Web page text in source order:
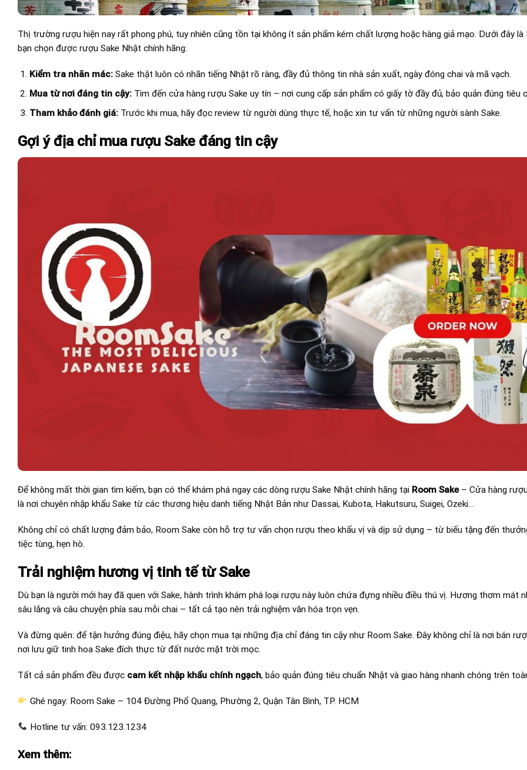
Thị trường rượu hiện nay rất phong phú, tuy nhiên cũng tồn tại không ít sản phẩm kém chất lượng hoặc hàng giả mạo. Dưới đây là
bạn chọn được rượu Sake Nhật chính hãng:
Kiểm tra nhãn mác:Sake thật luôn có nhãn tiếng Nhật rõ ràng, đầy đủ thông tin nhà sản xuất, ngày đóng chai và mã vạch.
Mua từ nơi đáng tin cậy:Tìm đến cửa hàng rượu Sake uy tín – nơi cung cấp sản phẩm có giấy tờ đầy đủ, bảo quản đúng tiêu
Tham khảo đánh giá:Trước khi mua, hãy đọc review từ người dùng thực tế, hoặc xin tư vấn từ những người sành Sake.
Gợi ý địa chỉ mua rượu Sake đáng tin cậy
Để không mất thời gian tìm kiếm, bạn có thể khám phá ngay các dòng rượu Sake Nhật chính hãng tại Room Sake– Cửa hàng
là nơi chuyên nhập khẩu Sake từ các thương hiệu danh tiếng Nhật Bản như Dassai, Kubota, Hakutsuru, Suigei, Ozeki…
Không chỉ có chất lượng đảm bảo, Room Sake còn hỗ trợ tư vấn chọn rượu theo khẩu vị và dịp sử dụng – từ biếu tặng đến
tiệc tùng, hẹn hò.
Trải nghiệm hương vị tinh tế từ Sake
Dù bạn là người mới hay đã quen với Sake, hành trình khám phá loại rượu này luôn chứa đựng nhiều điều thú vị. Hương thơm mát
sâu lắng và câu chuyện phía sau mỗi chai – tất cả tạo nên trải nghiệm văn hóa trọn vẹn.
Và đừng quên: để tận hưởng đúng điệu, hãy chọn mua tại những địa chỉ đáng tin cậy như Room Sake. Đây không chỉ là nơi bán
nơi lưu giữ tinh hoa Sake đích thực từ đất nước mặt trời mọc.
Tất cả sản phẩm đều được cam kết nhập khẩu chính ngạch, bảo quản đúng tiêu chuẩn Nhật và giao hàng nhanh chóng trên
Ghé ngay: Room Sake – 104 Đường Phổ Quang, Phường 2, Quận Tân Bình, TP. HCM
Hotline tư vấn: 093.123.1234
Xem thêm: